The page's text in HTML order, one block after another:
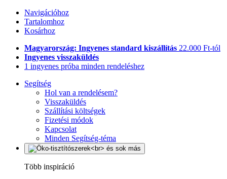
Navigációhoz
Tartalomhoz
Kosárhoz
Magyarország: Ingyenes standard kiszállítás 22.000 Ft-tól
Ingyenes visszaküldés
1 ingyenes próba minden rendeléshez
Segítség
Hol van a rendelésem?
Visszaküldés
Szállítási költségek
Fizetési módok
Kapcsolat
Minden Segítség-téma
Több inspiráció